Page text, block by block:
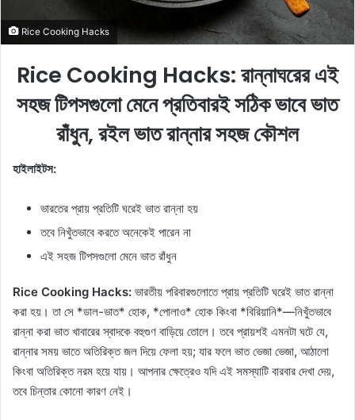
Rice Cooking Hacks
Rice Cooking Hacks: রান্নাঘরের এই
সহজ টিপসগুলো মেনে প্রতিবারই সঠিক ভাবে ভাত
রাঁধুন, রইল ভাত রান্নার সহজ কৌশল
হাইলাইটস:
ভারতের প্রায় প্রতিটি ঘরেই ভাত রান্না হয়
তবে নিখুঁতভাবে করতে অনেকেই পারেন না
এই সহজ টিপসগুলো মেনে ভাত রাঁধুন
Rice Cooking Hacks: ভারতীয় পরিবারগুলোতে প্রায় প্রতিটি ঘরেই ভাত রান্না
করা হয়। তা সে *ডাল-ভাত* হোক, *পোলাও* হোক কিংবা *বিরিয়ানি*—নিখুঁতভাবে
রান্না করা ভাত খাবারের স্বাদকে বহুগুণ বাড়িয়ে তোলে। তবে প্রায়শই এমনটা ঘটে যে,
রান্নার সময় ভাতে অতিরিক্ত জল দিয়ে ফেলা হয়; যার ফলে ভাত ভেজা ভেজা, আঠালো
কিংবা অতিরিক্ত নরম হয়ে যায়। আপনার ক্ষেত্রেও যদি এই সমস্যাটি বারবার দেখা দেয়,
তবে চিন্তার কোনো কারণ নেই।